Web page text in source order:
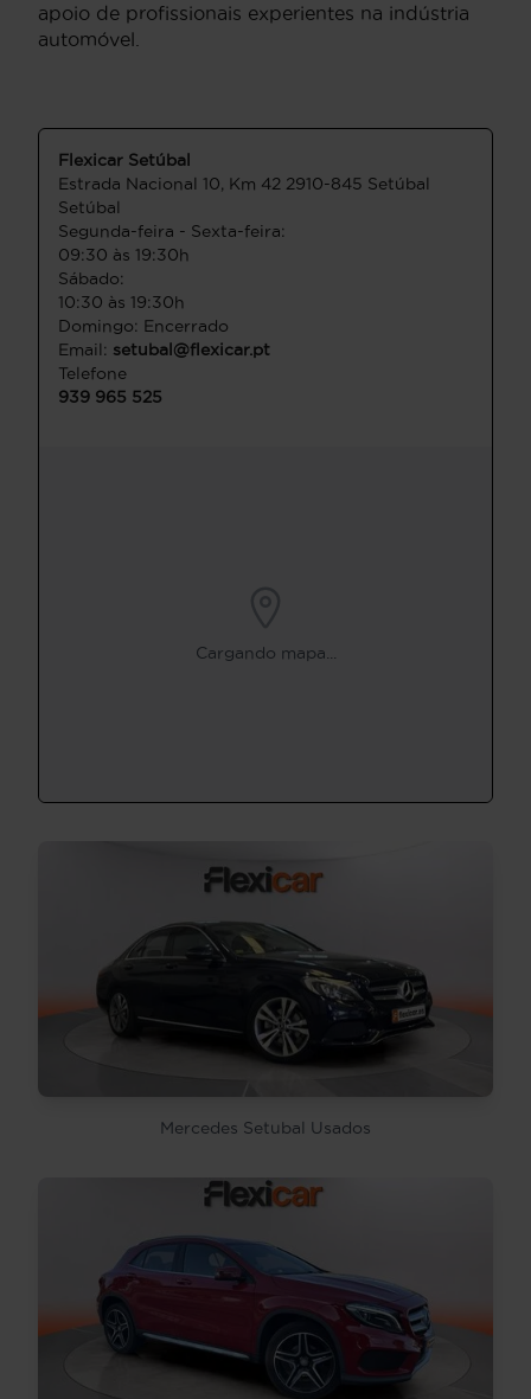
apoio de profissionais experientes na indústria
automóvel.
Flexicar Setúbal
Estrada Nacional 10, Km 42 2910-845 Setúbal
Setúbal
Segunda-feira - Sexta-feira:
09:30 às 19:30h
Sábado:
10:30 às 19:30h
Domingo: Encerrado
Email: setubal@flexicar.pt
Telefone
939 965 525
Cargando mapa...
Mercedes Setubal Usados